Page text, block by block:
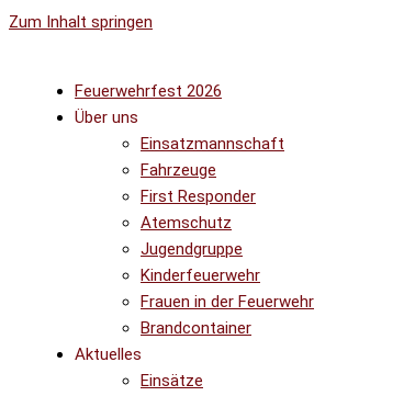
Zum Inhalt springen
Feuerwehrfest 2026
Über uns
Einsatzmannschaft
Fahrzeuge
First Responder
Atemschutz
Jugendgruppe
Kinderfeuerwehr
Frauen in der Feuerwehr
Brandcontainer
Aktuelles
Einsätze